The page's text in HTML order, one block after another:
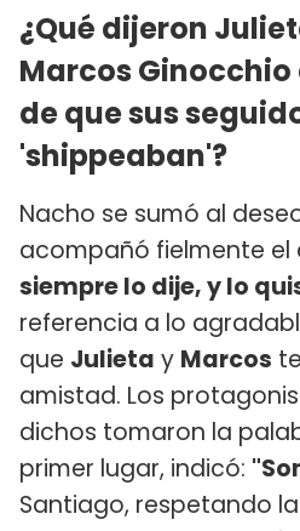
¿Qué dijeron
Marcos
de que sus
'shippeaban'?
Nacho se sumó al
acompañó fielmente el
siempre lo dije, y lo
referencia a lo
que Julieta y Marcos
amistad. Los
dichos tomaron la
primer lugar, indicó:
Santiago, respetando